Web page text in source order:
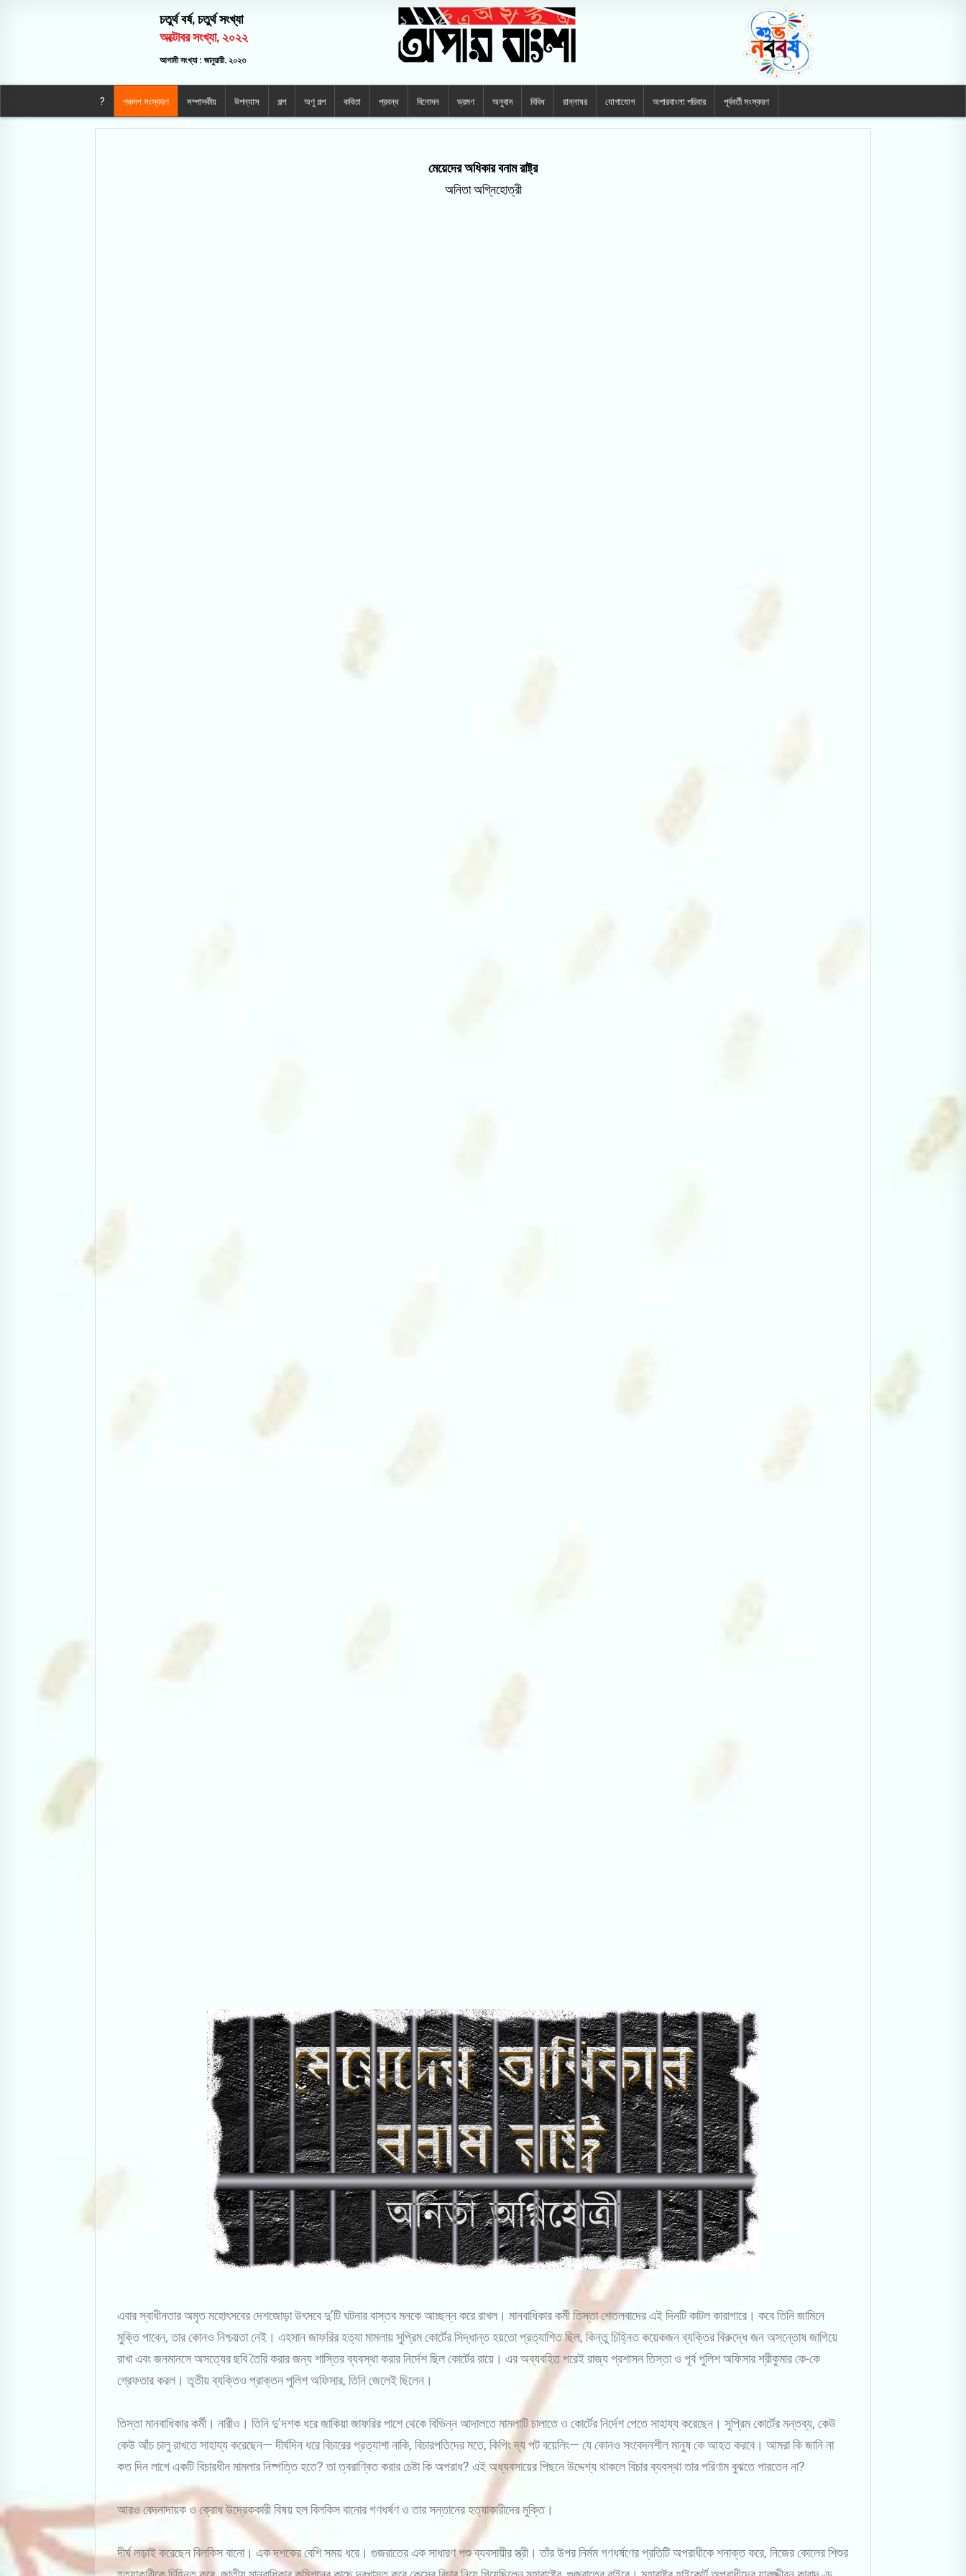
চতুর্থ বর্ষ, চতুর্থ সংখ্যা
অক্টোবর সংখ্যা, ২০২২
আগামী সংখ্যা : জানুয়ারী, ২০২৩
? পঞ্চদশ সংস্করণ সম্পাদকীয় উপন্যাস গল্প অণু গল্প কবিতা প্রবন্ধ বিনোদন ভ্রমণ অনুবাদ বিবিধ রান্নাঘর যোগাযোগ অপারবাংলা পরিবার পূর্ববর্তী সংস্করণ
মেয়েদের অধিকার বনাম রাষ্ট্র
অনিতা অগ্নিহোত্রী
এবার স্বাধীনতার অমৃত মহোৎসবের দেশজোড়া উৎসবে দু’টি ঘটনার বাস্তব মনকে আচ্ছন্ন করে রাখল। মানবাধিকার কর্মী তিস্তা শেতলবাদের এই দিনটি কাটল কারাগারে। কবে তিনি জামিনে
মুক্তি পাবেন, তার কোনও নিশ্চয়তা নেই। এহসান জাফরির হত্যা মামলায় সুপ্রিম কোর্টের সিদ্ধান্ত হয়তো প্রত্যাশিত ছিল, কিন্তু চিহ্নিত কয়েকজন ব্যক্তির বিরুদ্ধে জন অসন্তোষ জাগিয়ে
রাখা এবং জনমানসে অসত্যের ছবি তৈরি করার জন্য শাস্তির ব্যবস্থা করার নির্দেশ ছিল কোর্টের রায়ে। এর অব্যবহিত পরেই রাজ্য প্রশাসন তিস্তা ও পূর্ব পুলিশ অফিসার শ্রীকুমার কে-কে
গ্রেফতার করল। তৃতীয় ব্যক্তিও প্রাক্তন পুলিশ অফিসার, তিনি জেলেই ছিলেন।
তিস্তা মানবাধিকার কর্মী। নারীও। তিনি দু’দশক ধরে জাকিয়া জাফরির পাশে থেকে বিভিন্ন আদালতে মামলাটি চালাতে ও কোর্টের নির্দেশ পেতে সাহায্য করেছেন। সুপ্রিম কোর্টের মন্তব্য, কেউ
কেউ আঁচ চালু রাখতে সাহায্য করেছেন— দীর্ঘদিন ধরে বিচারের প্রত্যাশা নাকি, বিচারপতিদের মতে, কিপিং দ্য পট বয়েলিং— যে কোনও সংবেদনশীল মানুষ কে আহত করবে। আমরা কি জানি না
কত দিন লাগে একটি বিচারধীন মামলার নিষ্পত্তি হতে? তা ত্বরাণ্বিত করার চেষ্টা কি অপরাধ? এই অধ্যবসায়ের পিছনে উদ্দেশ্য থাকলে বিচার ব্যবস্থা তার পরিণাম বুঝতে পারতেন না?
আরও বেদনাদায়ক ও ক্রোধ উদ্রেককারী বিষয় হল বিলকিস বানোর গণধর্ষণ ও তার সন্তানের হত্যাকারীদের মুক্তি।
দীর্ঘ লড়াই করেছেন বিলকিস বানো। এক দশকের বেশি সময় ধরে। গুজরাতের এক সাধারণ পশু ব্যবসায়ীর স্ত্রী। তাঁর উপর নির্মম গণধর্ষণের প্রতিটি অপরাধীকে শনাক্ত করে, নিজের কোলের শিশুর